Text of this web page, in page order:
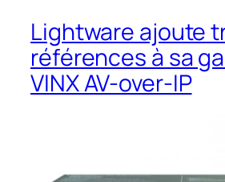
Lightware ajoute
références à sa
VINX AV-over-IP